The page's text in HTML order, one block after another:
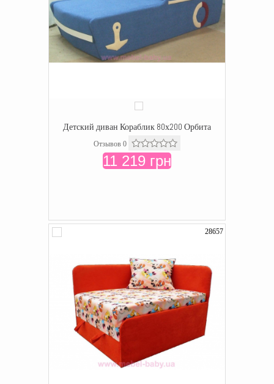
Детский диван Кораблик 80х200 Орбита
Отзывов 0
11 219 грн
28657